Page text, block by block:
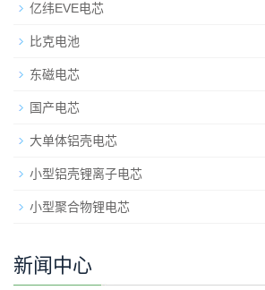
亿纬EVE电芯
比克电池
东磁电芯
国产电芯
大单体铝壳电芯
小型铝壳锂离子电芯
小型聚合物锂电芯
新闻中心